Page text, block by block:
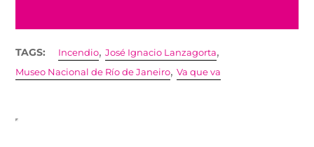
TAGS: Incendio,José Ignacio Lanzagorta,
Museo Nacional de Río de Janeiro,Va que va